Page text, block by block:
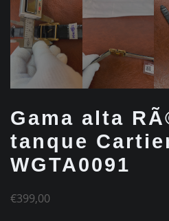
Gama alta
tanque
WGTA0091
€399,00